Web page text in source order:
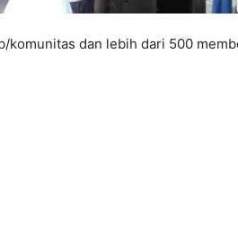
komunitas dan lebih dari 500